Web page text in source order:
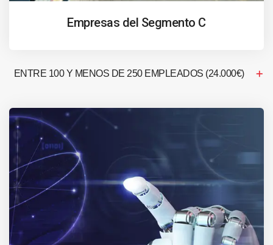
Empresas del Segmento C
ENTRE 100 Y MENOS DE 250 EMPLEADOS (24.000€)